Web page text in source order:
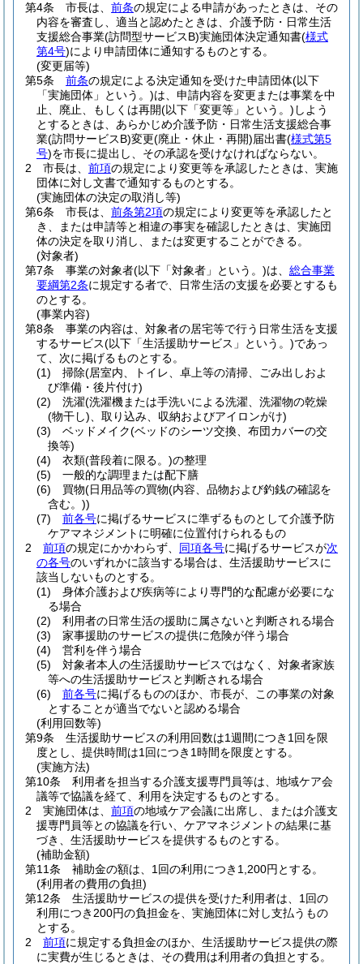
第4条
市長は、 前条の規定による申請があったときは、その
内容を審査し、適当と認めたときは、介護予防・日常生活
支援総合事業(訪問型サービスB)実施団体決定通知書(様式
第4号)により申請団体に通知するものとする。
(変更届等)
第5条
前条の規定による決定通知を受けた申請団体(以下
「実施団体」という。)は、申請内容を変更または事業を中
止、廃止、もしくは再開(以下「変更等」という。) しよう
とするときは、あらかじめ介護予防・日常生活支援総合事
業(訪問サービスB)変更(廃止・休止・再開)届出書(様式第5
号)を市長に提出し、その承認を受けなければならない。
2
市長は、 前項の規定により変更等を承認したときは、実施
団体に対し文書で通知するものとする。
(実施団体の決定の取消し等)
第6条
市長は、 前条第2項の規定により変更等を承認したと
き、または申請等と相違の事実を確認したときは、実施団
体の決定を取り消し、または変更することができる。
(対象者)
第7条
事業の対象者(以下「対象者」という。)は、 総合事業
要綱第2条に規定する者で、日常生活の支援を必要とするも
のとする。
(事業内容)
第8条
事業の内容は、対象者の居宅等で行う日常生活を支援
するサービス(以下「生活援助サービス」という。)であっ
て、次に掲げるものとする。
(1)
掃除(居室内、トイレ、卓上等の清掃、ごみ出しおよ
び準備・後片付け)
(2)
洗濯(洗濯機または手洗いによる洗濯、洗濯物の乾燥
(物干し) 、取り込み、収納およびアイロンがけ)
(3)
ベッドメイク(ベッドのシーツ交換、布団カバーの交
換等)
(4)
衣類(普段着に限る。)の整理
(5)
一般的な調理または配下膳
(6)
買物(日用品等の買物(内容、品物および釣銭の確認を
含む。))
(7)
前各号に掲げるサービスに準ずるものとして介護予防
ケアマネジメントに明確に位置付けられるもの
2
前項の規定にかかわらず、 同項各号に掲げるサービスが次
の各号のいずれかに該当する場合は、生活援助サービスに
該当しないものとする。
(1)
身体介護および疾病等により専門的な配慮が必要にな
る場合
(2)
利用者の日常生活の援助に属さないと判断される場合
(3)
家事援助のサービスの提供に危険が伴う場合
(4)
営利を伴う場合
(5)
対象者本人の生活援助サービスではなく、対象者家族
等への生活援助サービスと判断される場合
(6)
前各号に掲げるもののほか、市長が、この事業の対象
とすることが適当でないと認める場合
(利用回数等)
第9条
生活援助サービスの利用回数は1週間につき1回を限
度とし、提供時間は1回につき1時間を限度とする。
(実施方法)
第10条
利用者を担当する介護支援専門員等は、地域ケア会
議等で協議を経て、利用を決定するものとする。
2
実施団体は、 前項の地域ケア会議に出席し、または介護支
援専門員等との協議を行い、ケアマネジメントの結果に基
づき、生活援助サービスを提供するものとする。
(補助金額)
第11条
補助金の額は、1回の利用につき1,200円とする。
(利用者の費用の負担)
第12条
生活援助サービスの提供を受けた利用者は、1回の
利用につき200円の負担金を、実施団体に対し支払うもの
とする。
2
前項に規定する負担金のほか、生活援助サービス提供の際
に実費が生じるときは、その費用は利用者の負担とする。